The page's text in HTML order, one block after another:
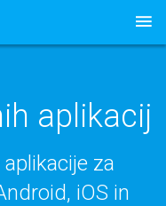
aplikacij
za
iOS in